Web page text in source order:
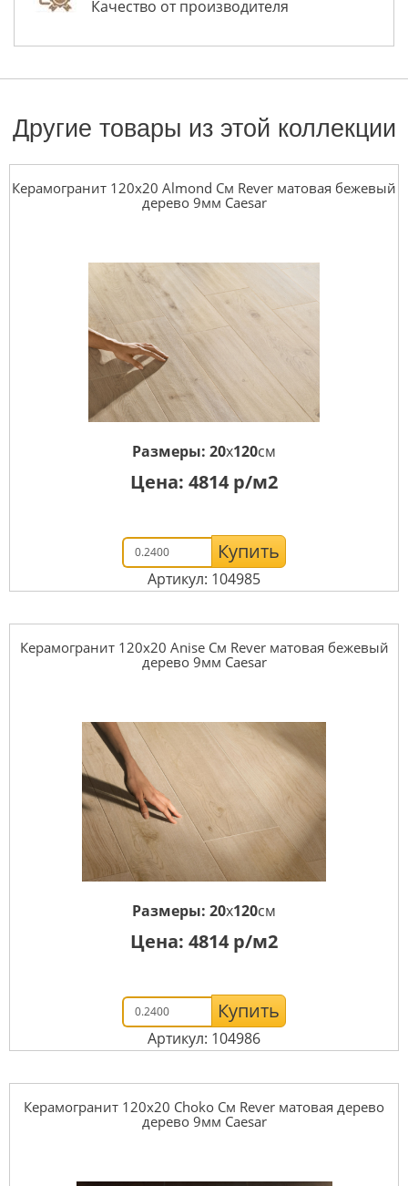
Качество от производителя
Другие товары из этой коллекции
Керамогранит 120x20 Almond См Rever матовая бежевый
дерево 9мм Caesar
Размеры: 20x120см
Цена: 4814 р/м2
Купить
Артикул: 104985
Керамогранит 120x20 Anise См Rever матовая бежевый
дерево 9мм Caesar
Размеры: 20x120см
Цена: 4814 р/м2
Купить
Артикул: 104986
Керамогранит 120x20 Choko См Rever матовая дерево
дерево 9мм Caesar